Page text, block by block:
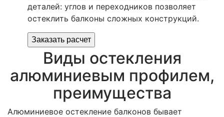
деталей: углов и переходников позволяет
остеклить балконы сложных конструкций.
Заказать расчет
Виды остекления
алюминиевым профилем,
преимущества
Алюминиевое остекление балконов бывает